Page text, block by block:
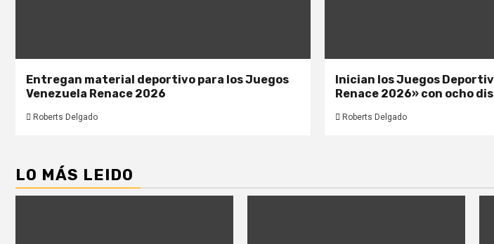
Entregan material deportivo para los Juegos
Venezuela Renace 2026
Roberts Delgado
Inician los Juegos
Renace 2026» con ocho
Roberts Delgado
LO MÁS LEIDO